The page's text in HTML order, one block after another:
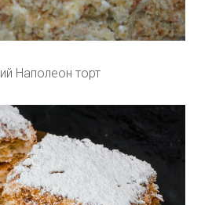
Наполеон торт